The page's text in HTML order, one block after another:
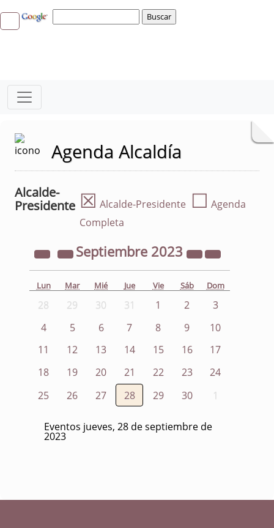
Agenda Alcaldía
Alcalde-
Presidente ☒ Alcalde-Presidente ☐ Agenda
Completa
Septiembre 2023
Lun Mar Mié Jue Vie Sáb Dom
28 29 30 31 1 2
3
4
5 6 7 8 9
10
11
12 13 14 15 16
17
18
19 20 21 22 23
24
25
26 27 28 29 30 1
Eventos jueves, 28 de septiembre de
2023